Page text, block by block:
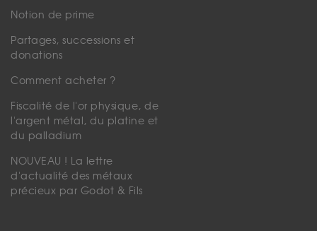
Notion de prime
Partages, successions et
donations
Comment acheter ?
Fiscalité de l'or physique, de
l'argent métal, du platine et
du palladium
NOUVEAU ! La lettre
d'actualité des métaux
précieux par Godot & Fils